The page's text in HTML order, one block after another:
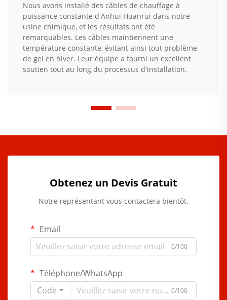
Nous avons installé des câbles de chauffage à
puissance constante d'Anhui Huanrui dans notre
usine chimique, et les résultats ont été
remarquables. Les câbles maintiennent une
température constante, évitant ainsi tout problème
de gel en hiver. Leur équipe a fourni un excellent
soutien tout au long du processus d'installation.
Obtenez un Devis Gratuit
Notre représentant vous contactera bientôt.
Email
0/100
Téléphone/WhatsApp
Code
0/100